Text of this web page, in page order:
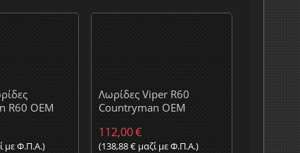
R60 OEM
με Φ.Π.Α.)
Λωρίδες Viper R60
Countryman OEM
112,00€
(138,88€μαζί με Φ.Π.Α.)